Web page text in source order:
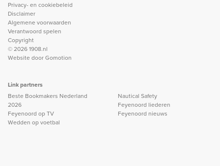
Privacy- en cookiebeleid
Disclaimer
Algemene voorwaarden
Verantwoord spelen
Copyright
© 2026 1908.nl
Website doorGomotion
Link partners
Beste Bookmakers Nederland
2026
Feyenoord op TV
Wedden op voetbal
Nautical Safety
Feyenoord liederen
Feyenoord nieuws